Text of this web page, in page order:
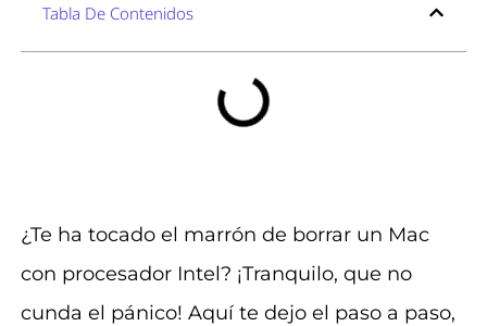
Tabla De Contenidos
¿Te ha tocado el marrón de borrar un Mac
con procesador Intel? ¡Tranquilo, que no
cunda el pánico! Aquí te dejo el paso a paso,